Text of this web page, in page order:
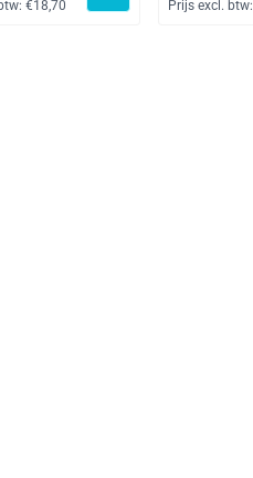
€18,70 Prijs excl. btw: